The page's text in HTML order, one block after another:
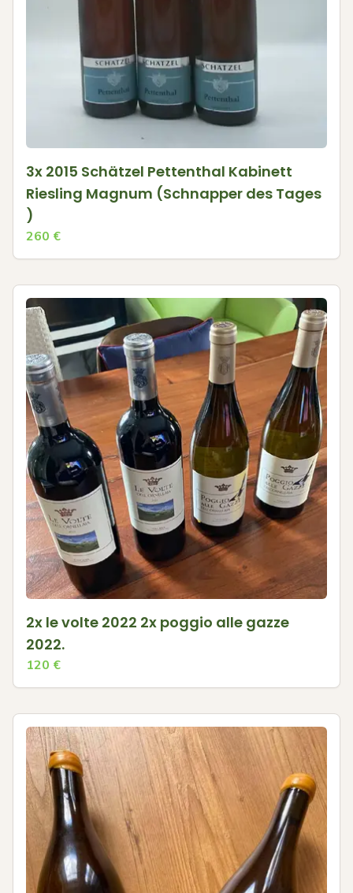
3x 2015 Schätzel Pettenthal Kabinett
Riesling Magnum (Schnapper des Tages
)
260 €
2x le volte 2022 2x poggio alle gazze
2022.
120 €